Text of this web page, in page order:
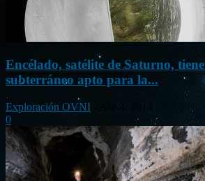
Encélado, satélite de Saturno,
subterráneo apto para la...
Exploración OVNI
0